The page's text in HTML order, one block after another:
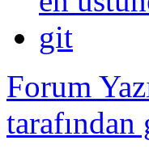
Forum